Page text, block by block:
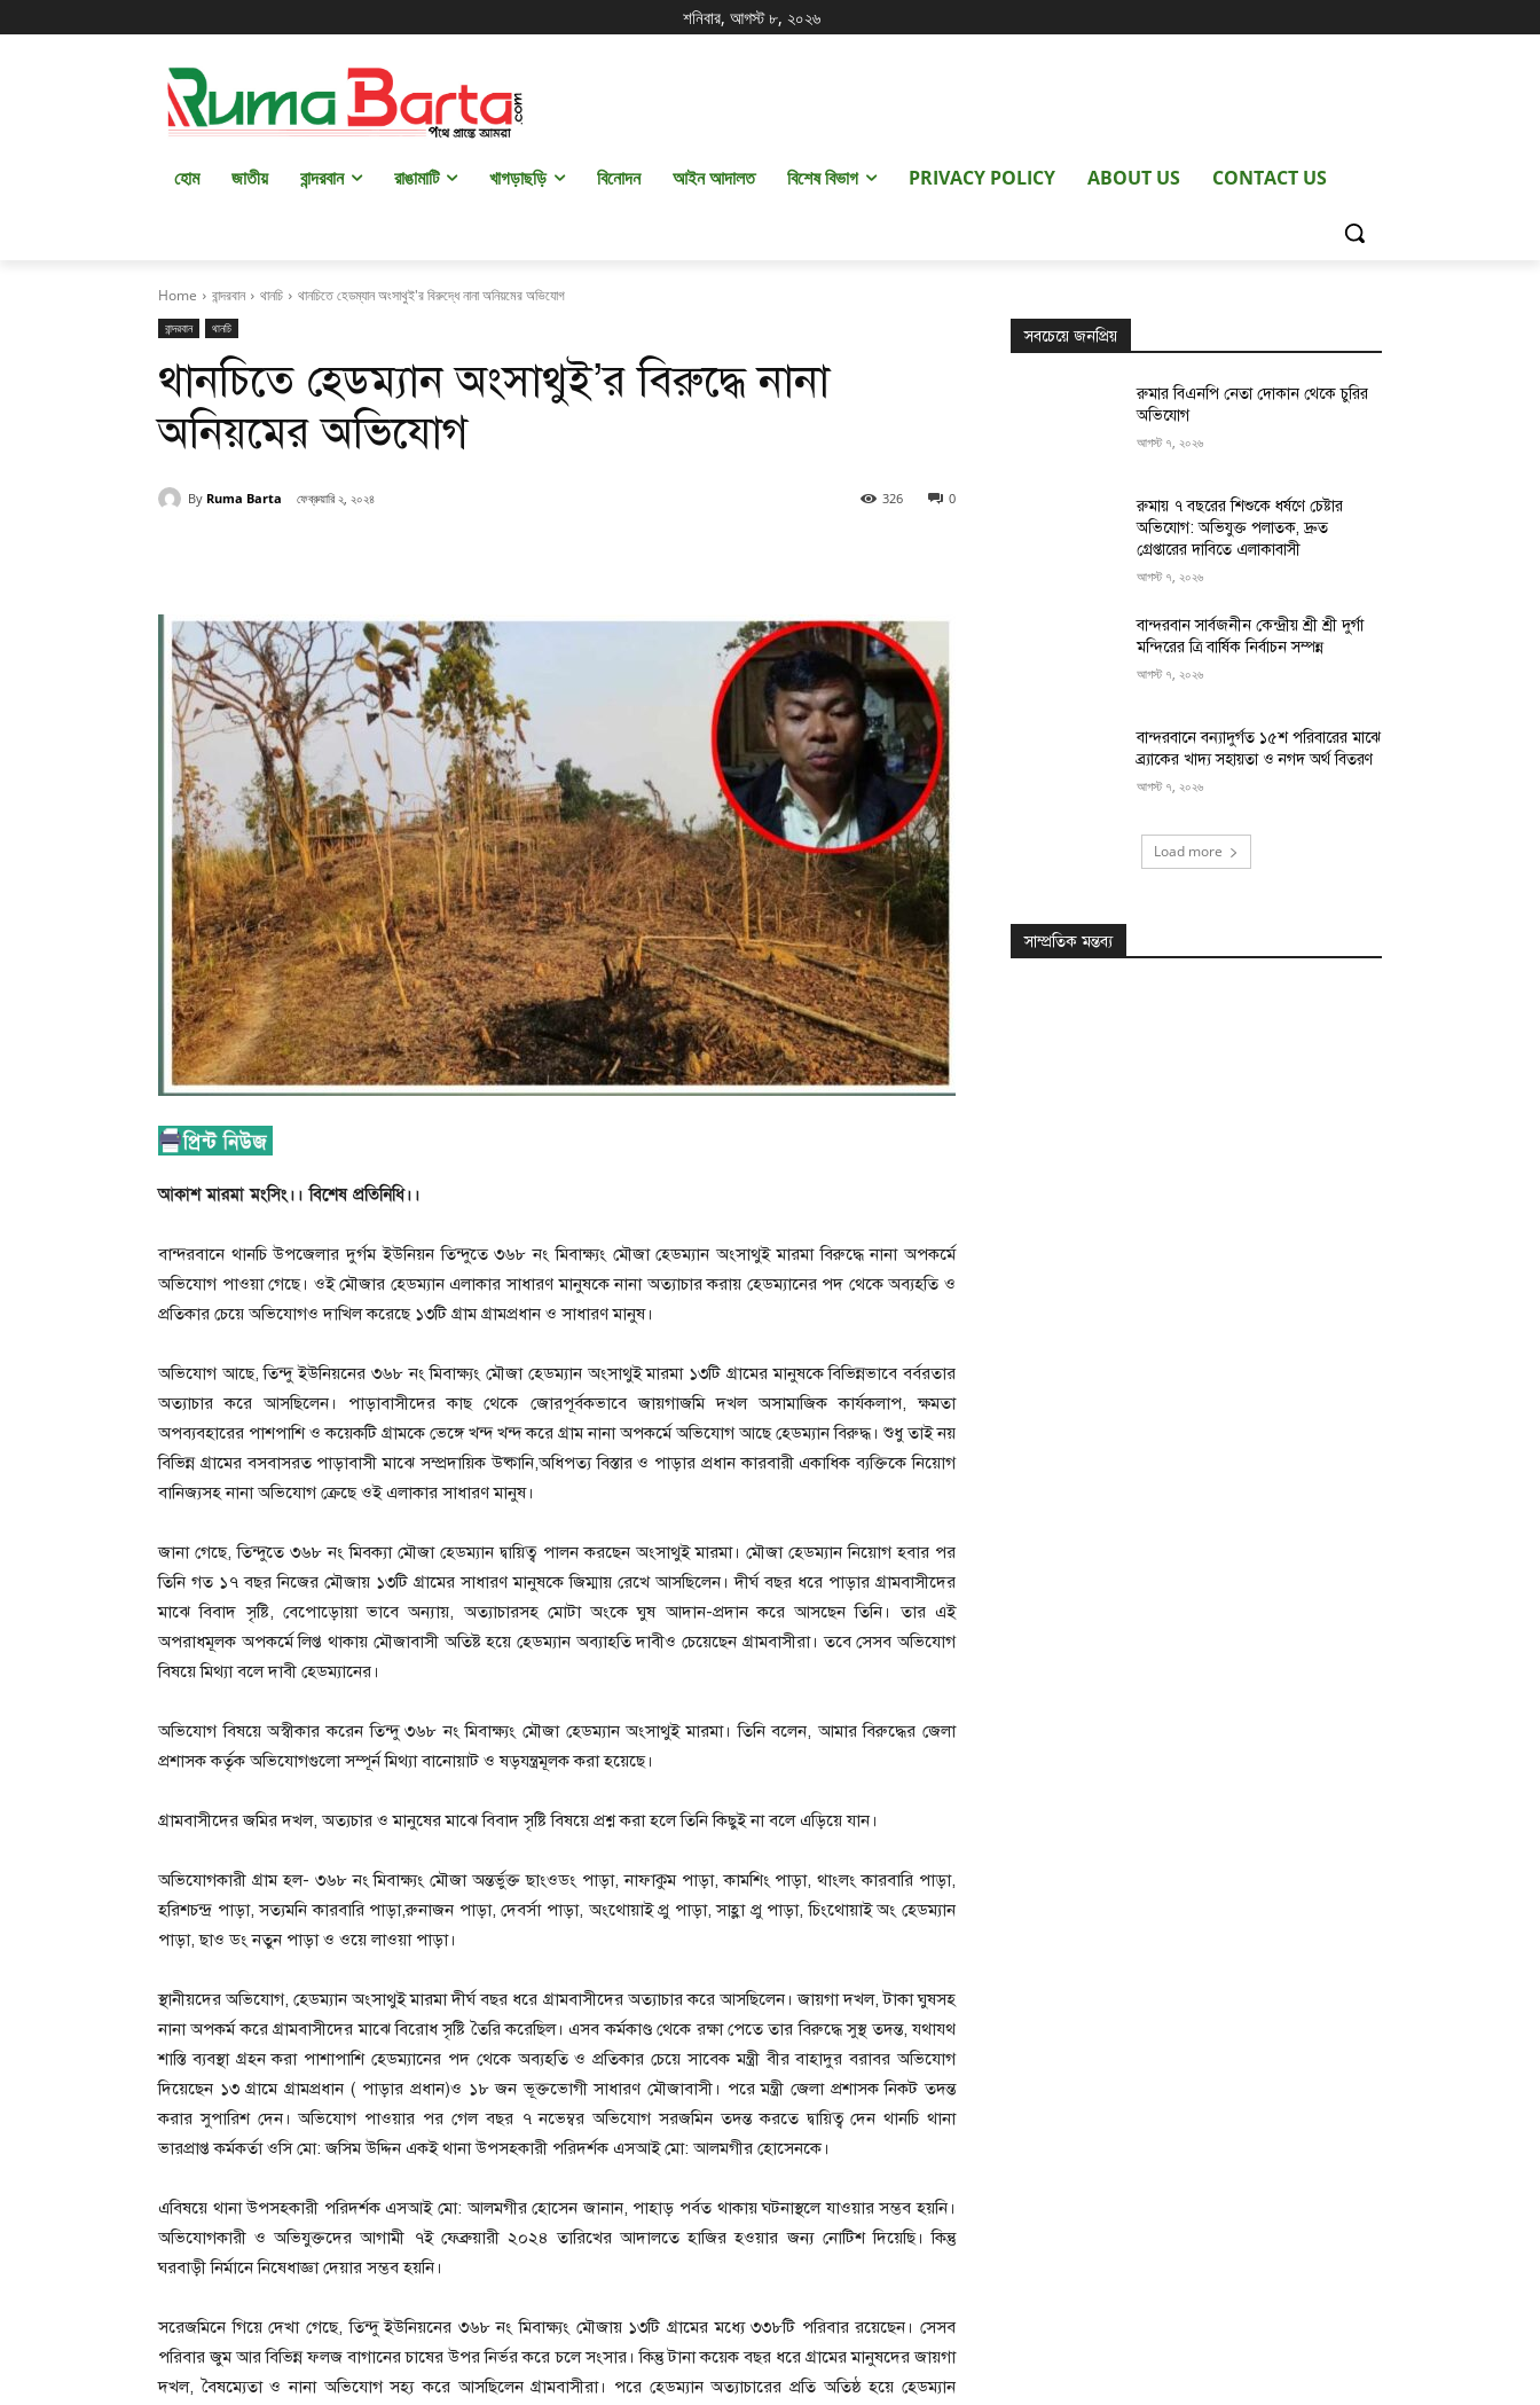
শনিবার, আগস্ট ৮, ২০২৬
হোম জাতীয় বান্দরবান রাঙামাটি খাগড়াছড়ি বিনোদন আইন আদালত বিশেষ বিভাগ PRIVACY POLICY ABOUT US CONTACT US
Home বান্দরবান থানচি থানচিতে হেডম্যান অংসাথুই'র বিরুদ্ধে নানা অনিয়মের অভিযোগ
বান্দরবান থানচি
থানচিতে হেডম্যান অংসাথুই’র বিরুদ্ধে নানা
অনিয়মের অভিযোগ
By Ruma Barta ফেব্রুয়ারি ২, ২০২৪ 0
326
আকাশ মারমা মংসিং।। বিশেষ প্রতিনিধি।।
বান্দরবানে থানচি উপজেলার দুর্গম ইউনিয়ন তিন্দুতে ৩৬৮ নং মিবাক্ষ্যং মৌজা হেডম্যান অংসাথুই মারমা বিরুদ্ধে নানা অপকর্মে
অভিযোগ পাওয়া গেছে। ওই মৌজার হেডম্যান এলাকার সাধারণ মানুষকে নানা অত্যাচার করায় হেডম্যানের পদ থেকে অব্যহতি ও
প্রতিকার চেয়ে অভিযোগও দাখিল করেছে ১৩টি গ্রাম গ্রামপ্রধান ও সাধারণ মানুষ।
অভিযোগ আছে, তিন্দু ইউনিয়নের ৩৬৮ নং মিবাক্ষ্যং মৌজা হেডম্যান অংসাথুই মারমা ১৩টি গ্রামের মানুষকে বিভিন্নভাবে বর্বরতার
অত্যাচার করে আসছিলেন। পাড়াবাসীদের কাছ থেকে জোরপূর্বকভাবে জায়গাজমি দখল অসামাজিক কার্যকলাপ, ক্ষমতা
অপব্যবহারের পাশপাশি ও কয়েকটি গ্রামকে ভেঙ্গে খন্দ খন্দ করে গ্রাম নানা অপকর্মে অভিযোগ আছে হেডম্যান বিরুদ্ধ। শুধু তাই নয়
বিভিন্ন গ্রামের বসবাসরত পাড়াবাসী মাঝে সম্প্রদায়িক উষ্কানি,অধিপত্য বিস্তার ও পাড়ার প্রধান কারবারী একাধিক ব্যক্তিকে নিয়োগ
বানিজ্যসহ নানা অভিযোগ ক্রেছে ওই এলাকার সাধারণ মানুষ।
জানা গেছে, তিন্দুতে ৩৬৮ নং মিবক্যা মৌজা হেডম্যান দ্বায়িত্ব পালন করছেন অংসাথুই মারমা। মৌজা হেডম্যান নিয়োগ হবার পর
তিনি গত ১৭ বছর নিজের মৌজায় ১৩টি গ্রামের সাধারণ মানুষকে জিম্মায় রেখে আসছিলেন। দীর্ঘ বছর ধরে পাড়ার গ্রামবাসীদের
মাঝে বিবাদ সৃষ্টি, বেপোড়োয়া ভাবে অন্যায়, অত্যাচারসহ মোটা অংকে ঘুষ আদান-প্রদান করে আসছেন তিনি। তার এই
অপরাধমূলক অপকর্মে লিপ্ত থাকায় মৌজাবাসী অতিষ্ট হয়ে হেডম্যান অব্যাহতি দাবীও চেয়েছেন গ্রামবাসীরা। তবে সেসব অভিযোগ
বিষয়ে মিথ্যা বলে দাবী হেডম্যানের।
অভিযোগ বিষয়ে অস্বীকার করেন তিন্দু ৩৬৮ নং মিবাক্ষ্যং মৌজা হেডম্যান অংসাথুই মারমা। তিনি বলেন, আমার বিরুদ্ধের জেলা
প্রশাসক কর্তৃক অভিযোগগুলো সম্পূর্ন মিথ্যা বানোয়াট ও ষড়যন্ত্রমূলক করা হয়েছে।
গ্রামবাসীদের জমির দখল, অত্যচার ও মানুষের মাঝে বিবাদ সৃষ্টি বিষয়ে প্রশ্ন করা হলে তিনি কিছুই না বলে এড়িয়ে যান।
অভিযোগকারী গ্রাম হল- ৩৬৮ নং মিবাক্ষ্যং মৌজা অন্তর্ভুক্ত ছাংওডং পাড়া, নাফাকুম পাড়া, কামশিং পাড়া, থাংলং কারবারি পাড়া,
হরিশচন্দ্র পাড়া, সত্যমনি কারবারি পাড়া,রুনাজন পাড়া, দেবর্সা পাড়া, অংথোয়াই প্রু পাড়া, সাহ্লা প্রু পাড়া, চিংথোয়াই অং হেডম্যান
পাড়া, ছাও ডং নতুন পাড়া ও ওয়ে লাওয়া পাড়া।
স্থানীয়দের অভিযোগ, হেডম্যান অংসাথুই মারমা দীর্ঘ বছর ধরে গ্রামবাসীদের অত্যাচার করে আসছিলেন। জায়গা দখল, টাকা ঘুষসহ
নানা অপকর্ম করে গ্রামবাসীদের মাঝে বিরোধ সৃষ্টি তৈরি করেছিল। এসব কর্মকাণ্ড থেকে রক্ষা পেতে তার বিরুদ্ধে সুস্থ তদন্ত, যথাযথ
শাস্তি ব্যবস্থা গ্রহন করা পাশাপাশি হেডম্যানের পদ থেকে অব্যহতি ও প্রতিকার চেয়ে সাবেক মন্ত্রী বীর বাহাদুর বরাবর অভিযোগ
দিয়েছেন ১৩ গ্রামে গ্রামপ্রধান ( পাড়ার প্রধান)ও ১৮ জন ভূক্তভোগী সাধারণ মৌজাবাসী। পরে মন্ত্রী জেলা প্রশাসক নিকট তদন্ত
করার সুপারিশ দেন। অভিযোগ পাওয়ার পর গেল বছর ৭ নভেম্বর অভিযোগ সরজমিন তদন্ত করতে দ্বায়িত্ব দেন থানচি থানা
ভারপ্রাপ্ত কর্মকর্তা ওসি মো: জসিম উদ্দিন একই থানা উপসহকারী পরিদর্শক এসআই মো: আলমগীর হোসেনকে।
এবিষয়ে থানা উপসহকারী পরিদর্শক এসআই মো: আলমগীর হোসেন জানান, পাহাড় পর্বত থাকায় ঘটনাস্থলে যাওয়ার সম্ভব হয়নি।
অভিযোগকারী ও অভিযুক্তদের আগামী ৭ই ফেব্রুয়ারী ২০২৪ তারিখের আদালতে হাজির হওয়ার জন্য নোটিশ দিয়েছি। কিন্তু
ঘরবাড়ী নির্মানে নিষেধাজ্ঞা দেয়ার সম্ভব হয়নি।
সরেজমিনে গিয়ে দেখা গেছে, তিন্দু ইউনিয়নের ৩৬৮ নং মিবাক্ষ্যং মৌজায় ১৩টি গ্রামের মধ্যে ৩৩৮টি পরিবার রয়েছেন। সেসব
পরিবার জুম আর বিভিন্ন ফলজ বাগানের চাষের উপর নির্ভর করে চলে সংসার। কিন্তু টানা কয়েক বছর ধরে গ্রামের মানুষদের জায়গা
দখল, বৈষম্যেতা ও নানা অভিযোগ সহ্য করে আসছিলেন গ্রামবাসীরা। পরে হেডম্যান অত্যাচারের প্রতি অতিষ্ঠ হয়ে হেডম্যান
সবচেয়ে জনপ্রিয়
রুমার বিএনপি নেতা দোকান থেকে চুরির
অভিযোগ
আগস্ট ৭, ২০২৬
রুমায় ৭ বছরের শিশুকে ধর্ষণে চেষ্টার
অভিযোগ: অভিযুক্ত পলাতক, দ্রুত
গ্রেপ্তারের দাবিতে এলাকাবাসী
আগস্ট ৭, ২০২৬
বান্দরবান সার্বজনীন কেন্দ্রীয় শ্রী শ্রী দুর্গা
মন্দিরের ত্রি বার্ষিক নির্বাচন সম্পন্ন
আগস্ট ৭, ২০২৬
বান্দরবানে বন্যাদুর্গত ১৫শ পরিবারের মাঝে
ব্র্যাকের খাদ্য সহায়তা ও নগদ অর্থ বিতরণ
আগস্ট ৭, ২০২৬
Load more
সাম্প্রতিক মন্তব্য